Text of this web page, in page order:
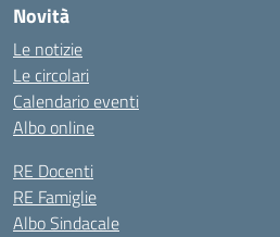
Novità
Le notizie
Le circolari
Calendario eventi
Albo online
RE Docenti
RE Famiglie
Albo Sindacale